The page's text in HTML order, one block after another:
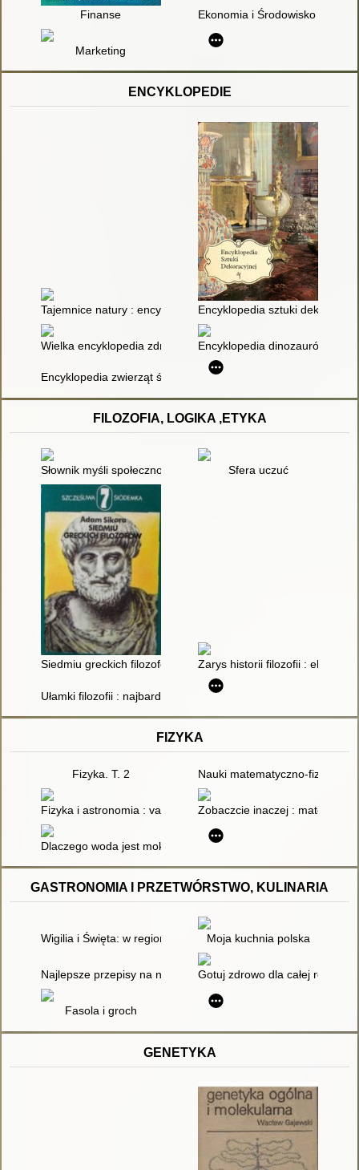
Finanse Ekonomia i Środowisko :
Marketing
ENCYKLOPEDIE
Tajemnice natury : encyklopedia przyrodnicza : [fascynujące
Encyklopedia sztuki
Wielka encyklopedia zdrowia. T. 5Encyklopedia dinozaurów
Encyklopedia zwierząt świata : Bezkręgowce
FILOZOFIA, LOGIKA ,ETYKA
Słownik myśli społeczno-politycznej Sfera uczuć
Siedmiu greckich filozofów Zarys historii filozofii :
Ułamki filozofii : najbardziej wysłużone i najczęściej cytowane
FIZYKA
Fizyka. T. 2 Nauki matematyczno-fizyczne ;
Fizyka i astronomia : vademecum maturzysty
Zobaczcie inaczej :
Dlaczego woda jest mokra czyli Odpowiedzi na głupie pytania
GASTRONOMIA I PRZETWÓRSTWO, KULINARIA
Wigilia i Święta: w regionach Polski i Europy tom I
Moja kuchnia polska
Najlepsze przepisy na nalewki i przetworyGotuj zdrowo dla całej rodziny
Fasola i groch
GENETYKA